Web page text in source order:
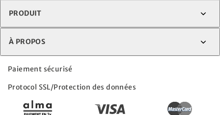
PRODUIT
À PROPOS
Paiement sécurisé
Protocol SSL/Protection des données